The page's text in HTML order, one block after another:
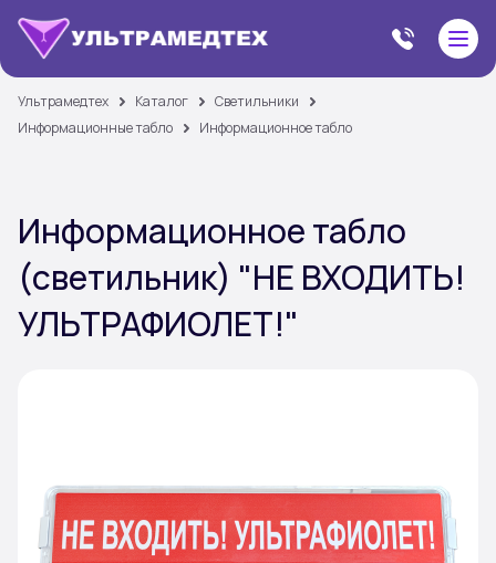
Ультрамедтех Каталог
Светильники
Информационные табло
Информационное табло
Информационное табло
(светильник) "НЕ ВХОДИТЬ!
УЛЬТРАФИОЛЕТ!"